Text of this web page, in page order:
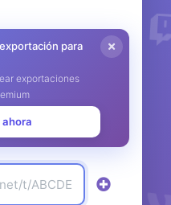
para
exportaciones